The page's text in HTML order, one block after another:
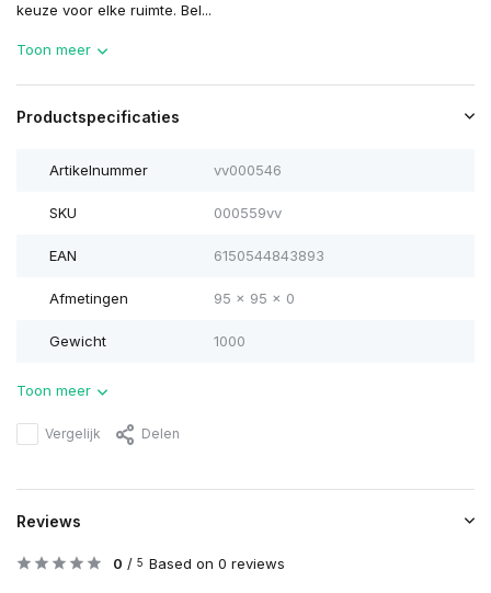
keuze voor elke ruimte. Bel...
Toon meer
Productspecificaties
Artikelnummer vv000546
SKU 000559vv
EAN 6150544843893
Afmetingen 95 x 95 x 0
Gewicht 1000
Toon meer
Vergelijk Delen
Reviews
0 / 5 Based on 0 reviews